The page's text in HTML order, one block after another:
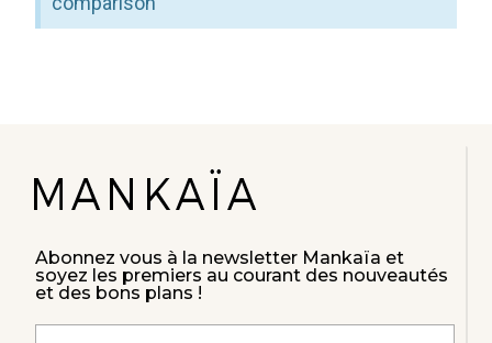
Abonnez vous à la newsletter Mankaïa et
soyez les premiers au courant des nouveautés
et des bons plans !